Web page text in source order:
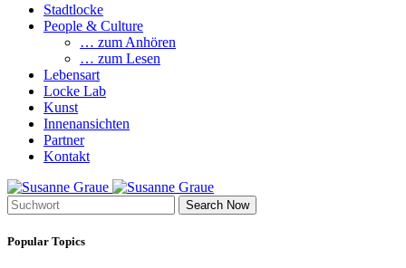
Stadtlocke
People & Culture
… zum Anhören
… zum Lesen
Lebensart
Locke Lab
Kunst
Innenansichten
Partner
Kontakt
Search Now
Popular Topics